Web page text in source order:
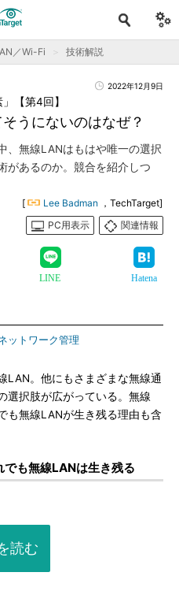
／Wi-Fi 技術解説
2022年12月9日
うにないのはなぜ？
【第4回】
、無線LANはもはや唯一の選択
があるのか。競合を紹介しつ
[ Lee Badman ，TechTarget]
PC用表示
関連情報
LINE Hatena
ットワーク管理
。他にもさまざまな無線通
選択肢が広がっている。無線
も無線LANが生き残る理由も含
も無線LANは生き残る
読む